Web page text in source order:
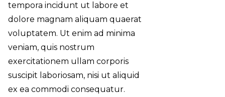
tempora incidunt ut labore et
dolore magnam aliquam quaerat
voluptatem. Ut enim ad minima
veniam, quis nostrum
exercitationem ullam corporis
suscipit laboriosam, nisi ut aliquid
ex ea commodi consequatur.